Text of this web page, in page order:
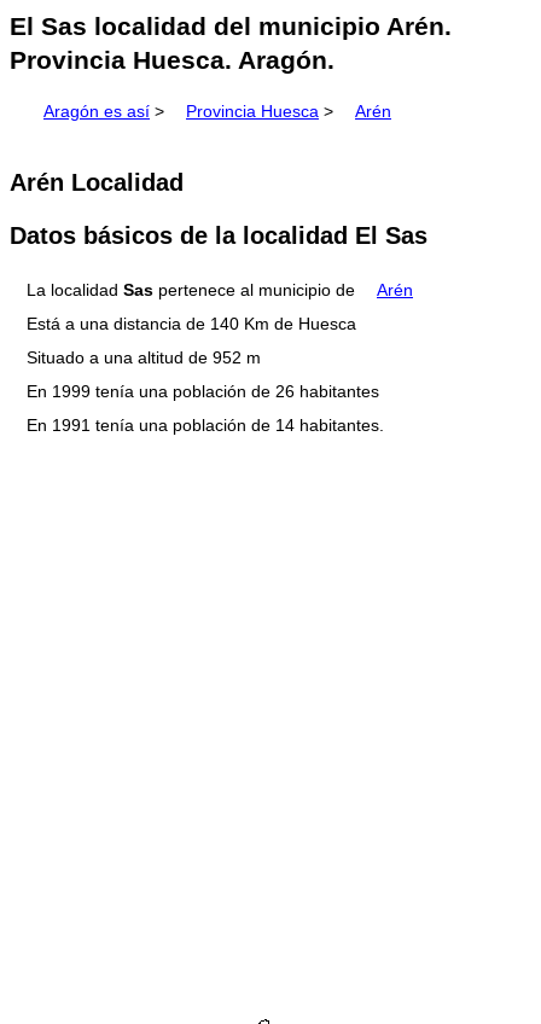
El Sas localidad del municipio Arén.
Provincia Huesca. Aragón.
Aragón es así > Provincia Huesca > Arén
Arén Localidad
Datos básicos de la localidad El Sas
La localidad Sas pertenece al municipio de
Arén
Está a una distancia de 140 Km de Huesca
Situado a una altitud de 952 m
En 1999 tenía una población de 26 habitantes
En 1991 tenía una población de 14 habitantes.